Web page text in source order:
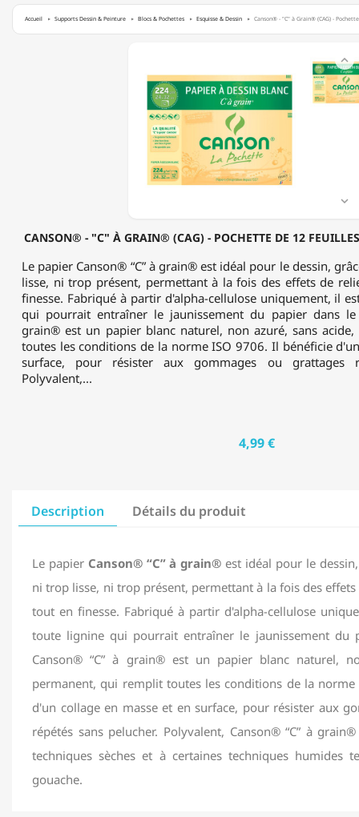
Accueil Supports Dessin & Peinture Blocs & Pochettes Esquisse & Dessin Canson® - "C" à Grain® (CAG) -
224
G/M²
24
32
CM
CANSON® - "C" À GRAIN® (CAG) - POCHETTE DE 12


Le papier Canson® “C” à grain® est idéal pour le dessin,
lisse, ni trop présent, permettant à la fois des effets de
finesse. Fabriqué à partir d'alpha-cellulose uniquement, il
qui pourrait entraîner le jaunissement du papier dans le
grain® est un papier blanc naturel, non azuré, sans
toutes les conditions de la norme ISO 9706. Il bénéficie
surface, pour résister aux gommages ou grattages
Polyvalent,...
4,99 €
Description Détails du produit
Le papier Canson® “C” à grain® est idéal pour le
ni trop lisse, ni trop présent, permettant à la fois des
tout en finesse. Fabriqué à partir d'alpha-cellulose
toute lignine qui pourrait entraîner le jaunissement du
Canson® “C” à grain® est un papier blanc naturel,
permanent, qui remplit toutes les conditions de la
d'un collage en masse et en surface, pour résister aux
répétés sans pelucher. Polyvalent, Canson® “C” à
techniques sèches et à certaines techniques humides
gouache.